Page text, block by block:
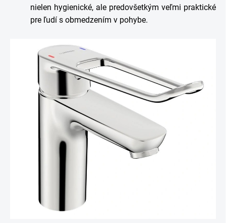
nielen hygienické, ale predovšetkým veľmi praktické
pre ľudí s obmedzením v pohybe.